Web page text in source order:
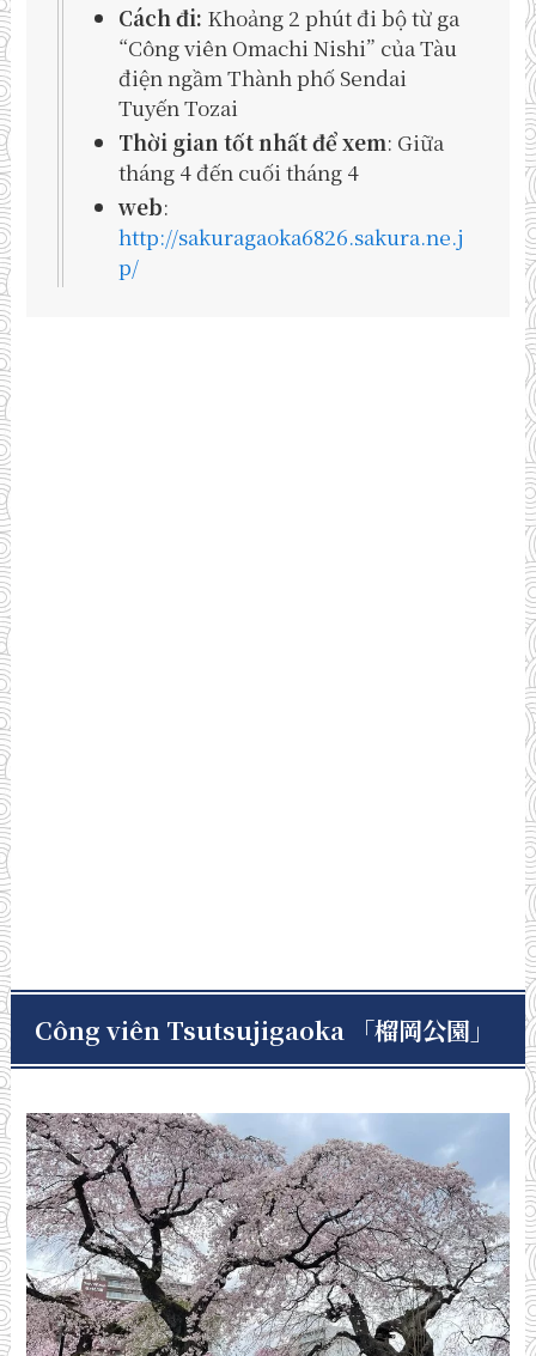
Cách đi: Khoảng 2 phút đi bộ từ ga
“Công viên Omachi Nishi” của Tàu
điện ngầm Thành phố Sendai
Tuyến Tozai
Thời gian tốt nhất để xem: Giữa
tháng 4 đến cuối tháng 4
web:
http://sakuragaoka6826.sakura.ne.j
p/
Công viên Tsutsujigaoka 「榴岡公園 」